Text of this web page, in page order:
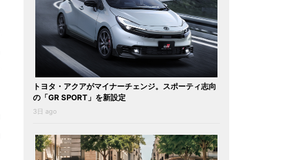
トヨタ・アクアがマイナーチェンジ。スポーティ志向
の「GR SPORT」を新設定
3日 ago